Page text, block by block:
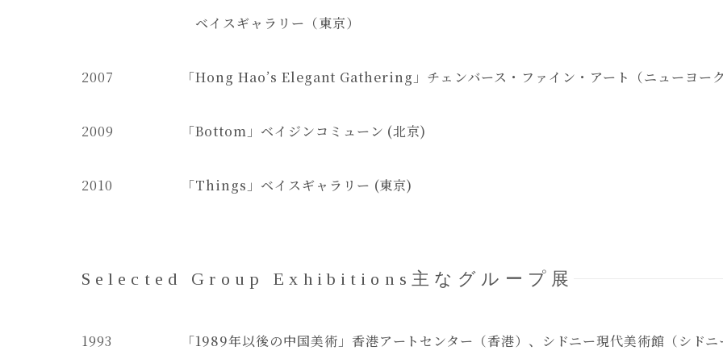
ベイスギャラリー （東京）
2007 「Hong Hao’s Elegant Gathering」チェンバース・ファイン・アート（ニューヨー
2009 「Bottom」ベイジンコミューン (北京)
2010 「Things」ベイスギャラリー (東京)
Selected Group Exhibitions 主なグループ展
1993
「1989年以後の中国美術」香港アートセンター（香港）、シドニー現代美術館（シド